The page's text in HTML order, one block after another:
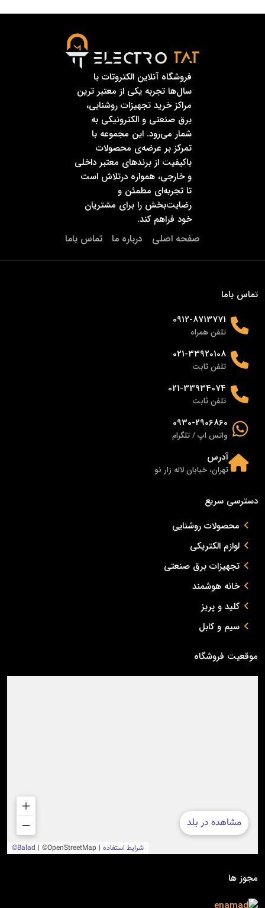
فروشگاه آنلاین الکتروتات با
سال‌ها تجربه یکی از معتبر ترین
مراکز خرید تجهیزات روشنایی،
برق صنعتی و الکترونیکی به
شمار می‌رود. این مجموعه با
تمرکز بر عرضه‌ی محصولات
باکیفیت از برندهای معتبر داخلی
و خارجی، همواره درتلاش است
تا تجربه‌ای مطمئن و
رضایت‌بخش را برای مشتریان
خود فراهم کند.
صفحه اصلی درباره ما تماس باما
تماس باما
0912-8713771
تلفن همراه
021-33920108
تلفن ثابت
021-33934074
تلفن ثابت
0930-2906860
واتس اپ / تلگرام
آدرس
تهران، خیابان لاله زار نو
دسترسی سریع
محصولات روشنایی
لوازم الکتریکی
تجهیزات برق صنعتی
خانه هوشمند
کلید و پریز
سیم و کابل
موقعیت فروشگاه
مجوز ها